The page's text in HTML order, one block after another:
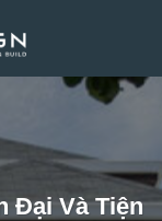
Đại Và Tiện